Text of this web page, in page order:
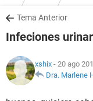
SALUD
NUTRICIÓN
Tema Anterior
Infeciones
xshix - 20 ago
Dra. Marlene